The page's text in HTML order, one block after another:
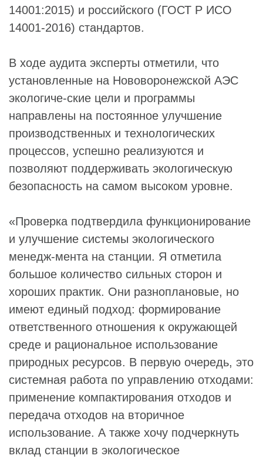
14001:2015) и российского (ГОСТ Р ИСО
14001-2016) стандартов.
В ходе аудита эксперты отметили, что
установленные на Нововоронежской АЭС
экологиче-ские цели и программы
направлены на постоянное улучшение
производственных и технологических
процессов, успешно реализуются и
позволяют поддерживать экологическую
безопасность на самом высоком уровне.
«Проверка подтвердила функционирование
и улучшение системы экологического
менедж-мента на станции. Я отметила
большое количество сильных сторон и
хороших практик. Они разноплановые, но
имеют единый подход: формирование
ответственного отношения к окружающей
среде и рациональное использование
природных ресурсов. В первую очередь, это
системная работа по управлению отходами:
применение компактирования отходов и
передача отходов на вторичное
использование. А также хочу подчеркнуть
вклад станции в экологическое